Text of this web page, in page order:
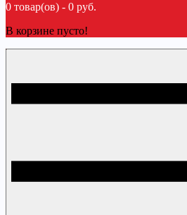
0 товар(ов) - 0 руб.
В корзине пусто!